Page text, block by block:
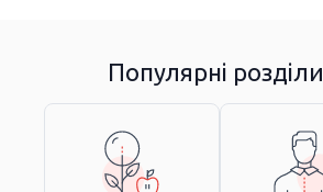
Популярні розділи